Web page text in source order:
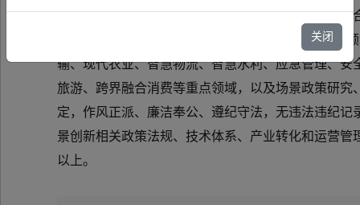
创新专家库，集聚一批懂场景、懂技术、懂产业的
事项通知如下： 一、专业领域 专家按行业领域
输、现代农业、智慧物流、智慧水利、应急管理、
旅游、跨界融合消费等重点领域，以及场景政策
定，作风正派、廉洁奉公、遵纪守法，无违法违纪
景创新相关政策法规、技术体系、产业转化和运营
以上。
关闭